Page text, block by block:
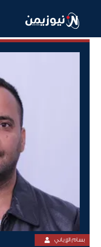
بسام الإرياني